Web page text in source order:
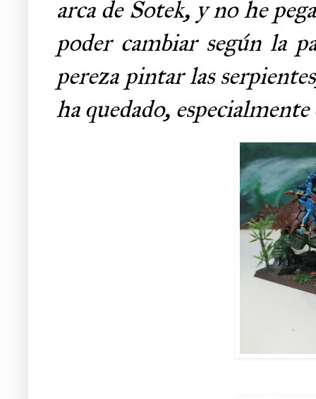
arca de Sotek, y no he
poder cambiar según la
pereza pintar las
ha quedado,